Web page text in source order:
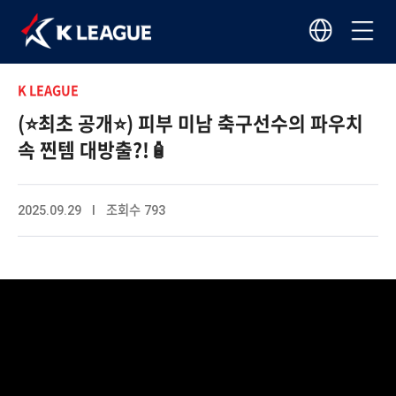
K LEAGUE
(⭐️최초 공개⭐️) 피부 미남 축구선수의 파우치
속 찐템 대방출?!🧴
2025.09.29 I 조회수 793